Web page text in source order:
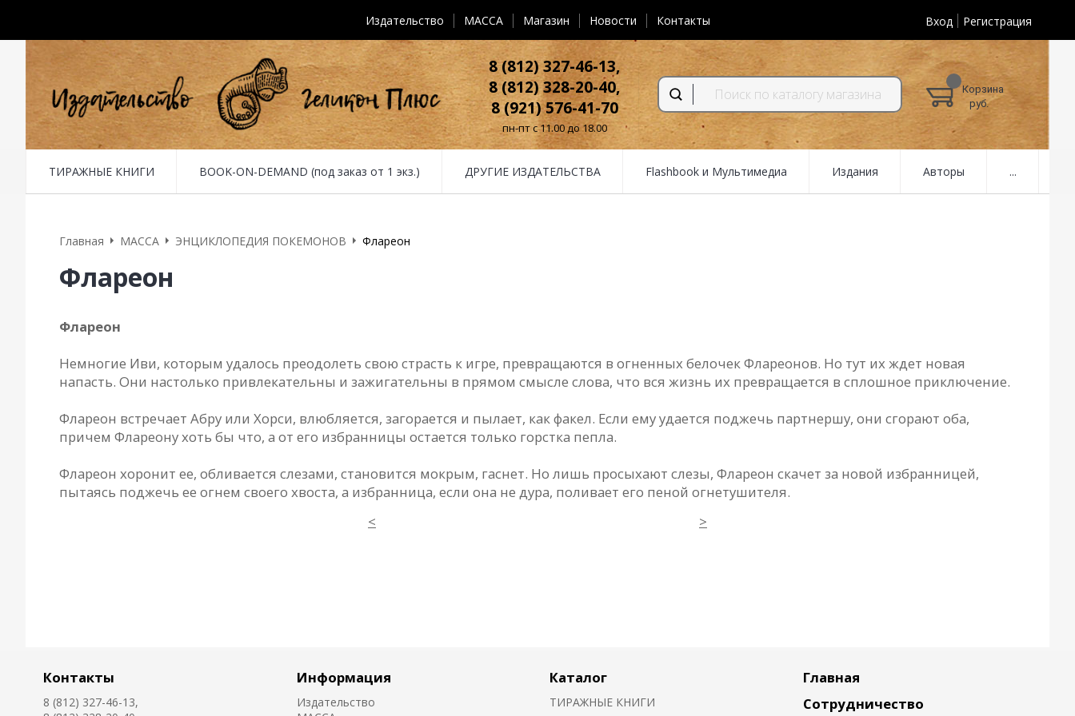
Издательство MACCA Магазин Новости Контакты Вход Регистрация
8 (812) 327-46-13,
8 (812) 328-20-40,
8 (921) 576-41-70
пн-пт с 11.00 до 18.00
Корзина
руб.
ТИРАЖНЫЕ КНИГИ BOOK-ON-DEMAND (под заказ от 1 экз.) ДРУГИЕ ИЗДАТЕЛЬСТВА Flashbook и Мультимедиа Издания Авторы ...
Главная MACCA ЭНЦИКЛОПЕДИЯ ПОКЕМОНОВ Флареон
Флареон
Флареон
Немногие Иви, которым удалось преодолеть свою страсть к игре, превращаются в огненных белочек Флареонов. Но тут их ждет новая
напасть. Они настолько привлекательны и зажигательны в прямом смысле слова, что вся жизнь их превращается в сплошное приключение.
Флареон встречает Абру или Хорси, влюбляется, загорается и пылает, как факел. Если ему удается поджечь партнершу, они сгорают оба,
причем Флареону хоть бы что, а от его избранницы остается только горстка пепла.
Флареон хоронит ее, обливается слезами, становится мокрым, гаснет. Но лишь просыхают слезы, Флареон скачет за новой избранницей,
пытаясь поджечь ее огнем своего хвоста, а избранница, если она не дура, поливает его пеной огнетушителя.
<
>
Контакты
8 (812) 327-46-13,
Информация
Издательство
Каталог
ТИРАЖНЫЕ КНИГИ
Главная
Сотрудничество